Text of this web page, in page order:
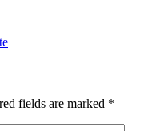
fields are marked *